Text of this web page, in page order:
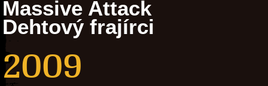
Massive Attack
Dehtový frajírci
2009